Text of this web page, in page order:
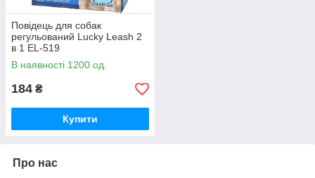
Повідець для собак
регульований Lucky Leash 2
в 1 EL-519
В наявності 1200 од.
184 ₴
Купити
Про нас